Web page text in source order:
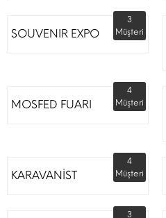
SOUVENIR EXPO
3
Müşteri
MOSFED FUARI
4
Müşteri
KARAVANİST
4
Müşteri
3